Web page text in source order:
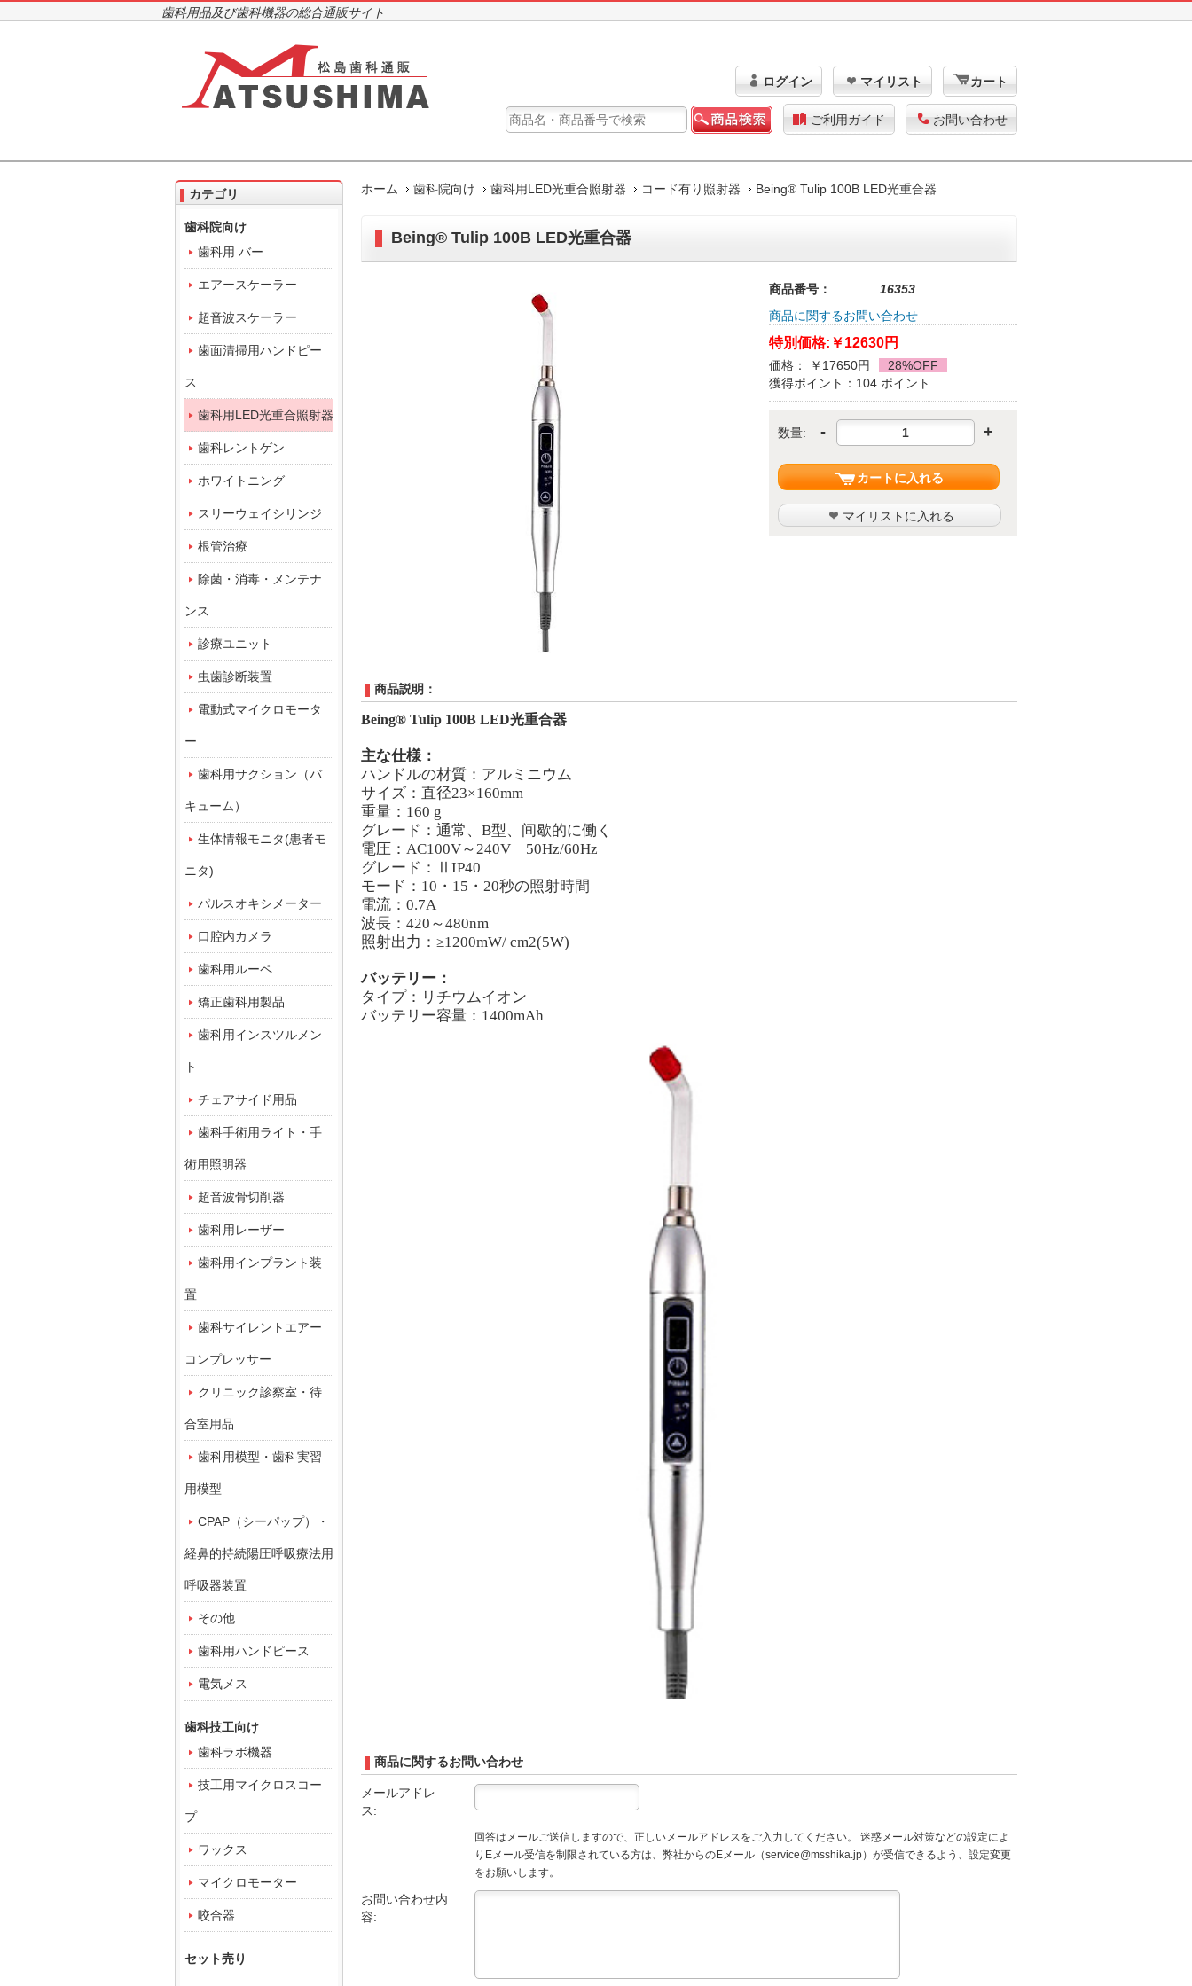
歯科用品及び歯科機器の総合通販サイト
ログイン マイリスト カート
ご利用ガイド お問い合わせ
ホーム 歯科院向け 歯科用LED光重合照射器 コード有り照射器 Being® Tulip 100B LED光重合器
Being® Tulip 100B LED光重合器
商品番号：
16353
商品に関するお問い合わせ
特別価格: ￥12630円
価格： ￥17650円
28%OFF
獲得ポイント：104 ポイント
数量: - +
カートに入れる
マイリストに入れる
商品説明：
Being® Tulip 100B LED光重合器
主な仕様：
ハンドルの材質：アルミニウム
サイズ：直径23×160mm
重量：160 g
グレード：通常、B型、间歇的に働く
電圧：AC100V～240V 50Hz/60Hz
グレード：ⅡIP40
モード：10・15・20秒の照射時間
電流：0.7A
波長：420～480nm
照射出力：≥1200mW/ cm2(5W)
バッテリー：
タイプ：リチウムイオン
バッテリー容量：1400mAh
商品に関するお問い合わせ
メールアドレ
ス:
回答はメールご送信しますので、正しいメールアドレスをご入力してください。 迷惑メール対策などの設定によ
りEメール受信を制限されている方は、弊社からのEメール（service@msshika.jp）が受信できるよう、設定変更
をお願いします。
お問い合わせ内
容:
カテゴリ
歯科院向け
歯科用 バー
エアースケーラー
超音波スケーラー
歯面清掃用ハンドピー
ス
歯科用LED光重合照射器
歯科レントゲン
ホワイトニング
スリーウェイシリンジ
根管治療
除菌・消毒・メンテナ
ンス
診療ユニット
虫歯診断装置
電動式マイクロモータ
ー
歯科用サクション（バ
キューム）
生体情報モニタ(患者モ
ニタ)
パルスオキシメーター
口腔内カメラ
歯科用ルーペ
矯正歯科用製品
歯科用インスツルメン
ト
チェアサイド用品
歯科手術用ライト・手
術用照明器
超音波骨切削器
歯科用レーザー
歯科用インプラント装
置
歯科サイレントエアー
コンプレッサー
クリニック診察室・待
合室用品
歯科用模型・歯科実習
用模型
CPAP（シーパップ）・
経鼻的持続陽圧呼吸療法用
呼吸器装置
その他
歯科用ハンドピース
電気メス
歯科技工向け
歯科ラボ機器
技工用マイクロスコー
プ
ワックス
マイクロモーター
咬合器
セット売り